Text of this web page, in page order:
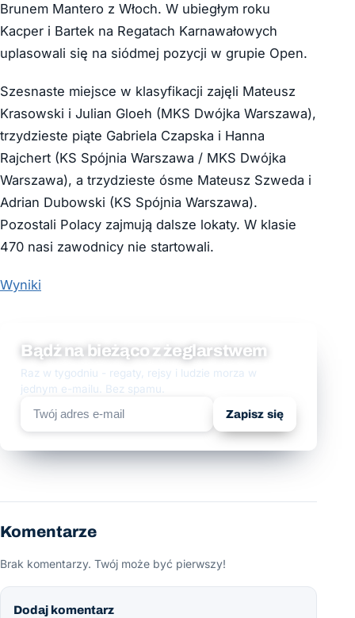
Brunem Mantero z Włoch. W ubiegłym roku
Kacper i Bartek na Regatach Karnawałowych
uplasowali się na siódmej pozycji w grupie Open.
Szesnaste miejsce w klasyfikacji zajęli Mateusz
Krasowski i Julian Gloeh (MKS Dwójka Warszawa),
trzydzieste piąte Gabriela Czapska i Hanna
Rajchert (KS Spójnia Warszawa / MKS Dwójka
Warszawa), a trzydzieste ósme Mateusz Szweda i
Adrian Dubowski (KS Spójnia Warszawa).
Pozostali Polacy zajmują dalsze lokaty. W klasie
470 nasi zawodnicy nie startowali.
Wyniki
Bądź na bieżąco z żeglarstwem
Raz w tygodniu - regaty, rejsy i ludzie morza w
jednym e-mailu. Bez spamu.
Zapisz się
Komentarze
Brak komentarzy. Twój może być pierwszy!
Dodaj komentarz